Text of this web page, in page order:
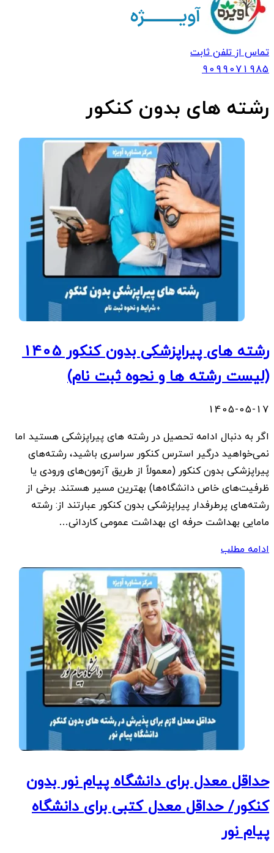
تماس از تلفن ثابت
9099071985
رشته های بدون کنکور
رشته های پیراپزشکی بدون کنکور 1405
(لیست رشته ها و نحوه ثبت نام)
1405-05-17
اگر به دنبال ادامه تحصیل در رشته های پیراپزشکی هستید اما
نمی‌خواهید درگیر استرس کنکور سراسری باشید، رشته‌های
پیراپزشکی بدون کنکور (معمولاً از طریق آزمون‌های ورودی یا
ظرفیت‌های خاص دانشگاه‌ها) بهترین مسیر هستند. برخی از
رشته‌های پرطرفدار پیراپزشکی بدون کنکور عبارتند از: رشته
مامایی بهداشت حرفه ای بهداشت عمومی کاردانی…
ادامه مطلب
حداقل معدل برای دانشگاه پیام نور بدون
کنکور/ حداقل معدل کتبی برای دانشگاه
پیام نور